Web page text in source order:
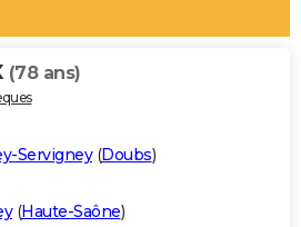
(78 ans)
Servigney(Doubs)
(Haute-Saône)